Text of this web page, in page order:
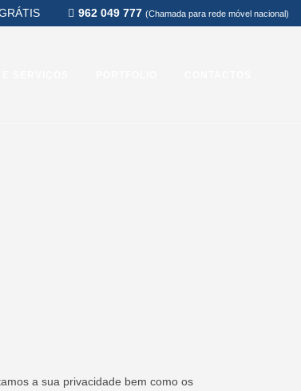
962 049 777 (Chamada para rede móvel nacional)
a sua privacidade bem como os